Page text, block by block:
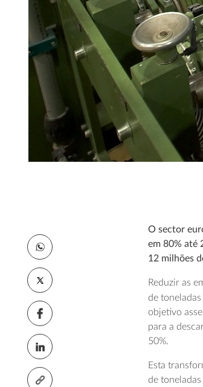
O sector
em 80% até
12 milhões
Reduzir as
de
objetivo
para a
50%.
Esta
de